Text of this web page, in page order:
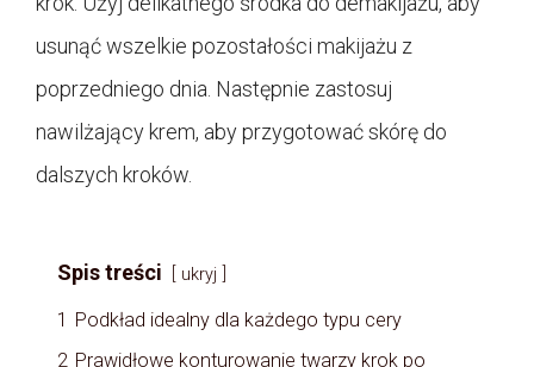
usunąć wszelkie pozostałości makijażu z
poprzedniego dnia. Następnie zastosuj
nawilżający krem, aby przygotować skórę do
dalszych kroków.
Spis treści ukryj
1 Podkład idealny dla każdego typu cery
2 Prawidłowe konturowanie twarzy krok po